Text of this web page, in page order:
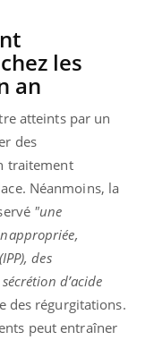
les
an
atteints par un
des
traitement
Néanmoins, la
"une
des
d’acide
des régurgitations.
peut entraîner